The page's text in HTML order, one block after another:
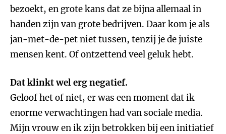
bezoekt, en grote kans dat ze bijna allemaal in
handen zijn van grote bedrijven. Daar kom je als
jan-met-de-pet niet tussen, tenzij je de juiste
mensen kent. Of ontzettend veel geluk hebt.
Dat klinkt wel erg negatief.
Geloof het of niet, er was een moment dat ik
enorme verwachtingen had van sociale media.
Mijn vrouw en ik zijn betrokken bij een initiatief